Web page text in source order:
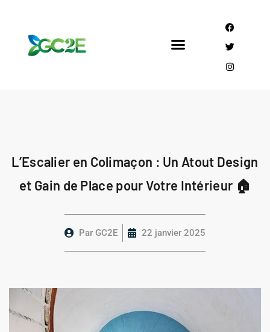
L’Escalier en Colimaçon : Un Atout Design
et Gain de Place pour Votre Intérieur 🏠
Par GC2E 22 janvier 2025